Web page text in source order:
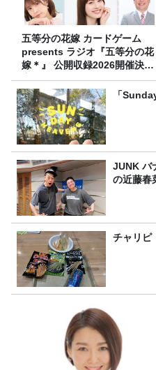
五等分の花嫁 カードゲーム
presents ラジオ『五等分の花
嫁＊』 公開収録2026開催決
定！
「
JUNK バナナマン「約３か月ぶりに登場
の近藤春
チャリピ